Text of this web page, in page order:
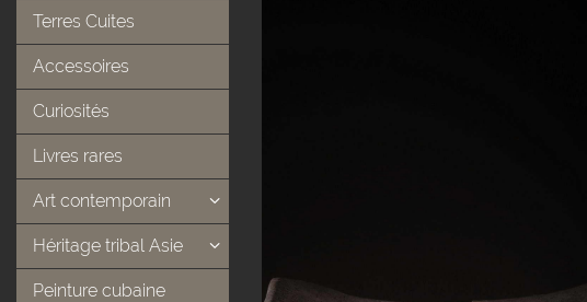
Terres Cuites
Accessoires
Curiosités
Livres rares
Art contemporain
Héritage tribal Asie
Peinture cubaine